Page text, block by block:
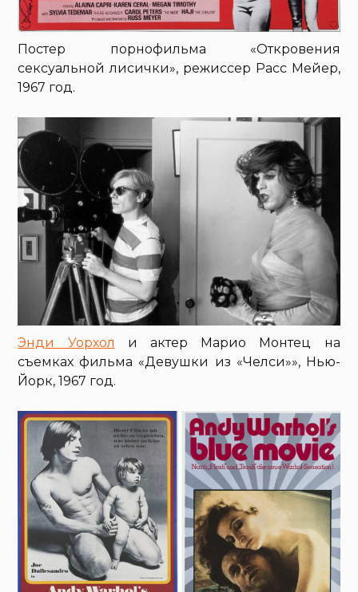
Постер порнофильма «Откровения
сексуальной лисички», режиссер Расс Мейер,
1967 год.
Энди Уорхол и актер Марио Монтец на
съемках фильма «Девушки из «Челси»», Нью-
Йорк, 1967 год.